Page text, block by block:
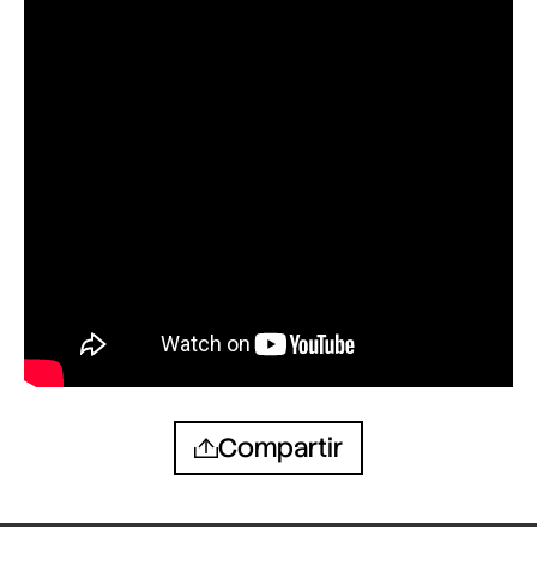
Compartir